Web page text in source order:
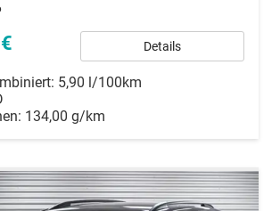
Details
5,90 l/100km
134,00 g/km